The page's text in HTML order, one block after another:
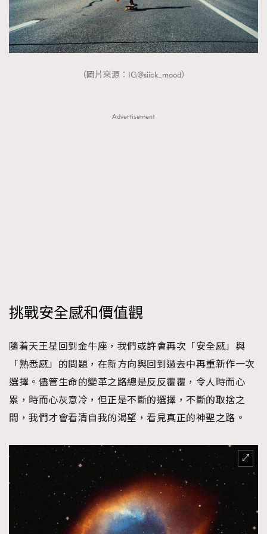
（圖片來源：IG@siick_mood）
Advertisement
挑戰安全感和價值觀
隨着天王星回到金牛座，我們或許會再次「安全感」與
「熟悉感」的問題，在新方向與回到過去中再重新作一次
選擇。儘管生命的變革之路總是反反覆覆，令人時而心
累，時而心灰意冷，但正是不斷的選擇，不斷的取捨之
間，我們才會看清自我的渴望，看見真正的神聖之路。